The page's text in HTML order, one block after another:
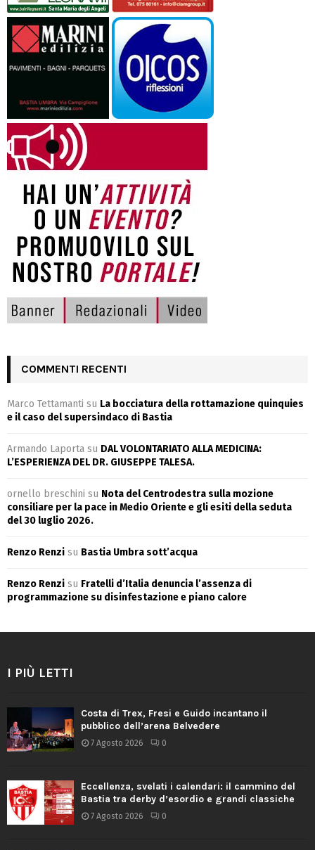
COMMENTI RECENTI
Marco Tettamanti su La bocciatura della rottamazione quinquies
e il caso del supersindaco di Bastia
Armando Laporta su DAL VOLONTARIATO ALLA MEDICINA:
L’ESPERIENZA DEL DR. GIUSEPPE TALESA.
ornello breschini su Nota del Centrodestra sulla mozione
consiliare per la pace in Medio Oriente e gli esiti della seduta
del 30 luglio 2026.
Renzo Renzi su Bastia Umbra sott’acqua
Renzo Renzi su Fratelli d’Italia denuncia l’assenza di
programmazione su disinfestazione e piano calore
I PIÙ LETTI
Costa di Trex, Fresi e Guido incantano il
pubblico dell’arena Belvedere
7 Agosto 2026 0
Eccellenza, svelati i calendari: il cammino del
Bastia tra derby d’esordio e grandi classiche
7 Agosto 2026 0